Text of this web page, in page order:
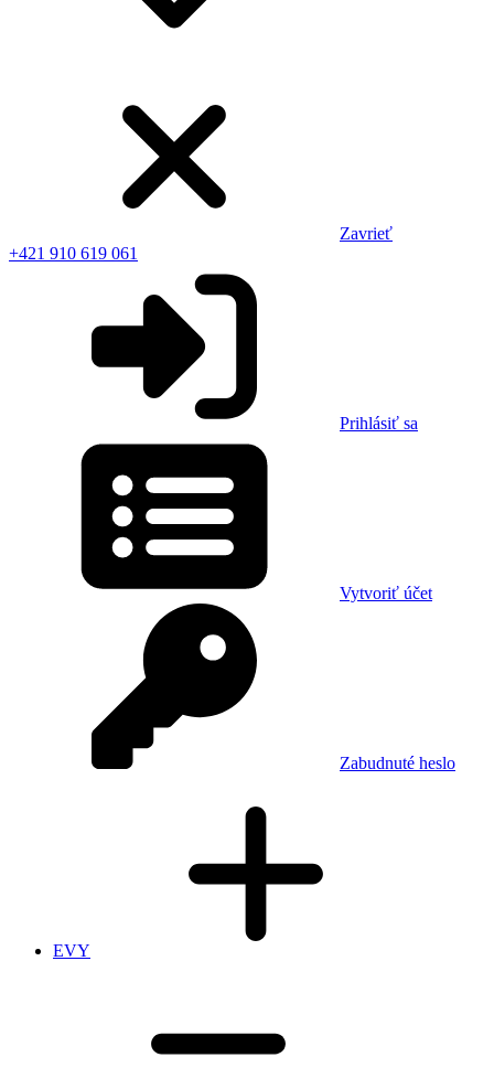
Zavrieť
+421 910 619 061
Prihlásiť sa
Vytvoriť účet
Zabudnuté heslo
EVY